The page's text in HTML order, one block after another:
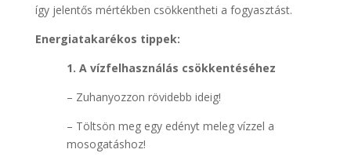
így jelentős mértékben csökkentheti a fogyasztást.
Energiatakarékos tippek:
1. A vízfelhasználás csökkentéséhez
– Zuhanyozzon rövidebb ideig!
– Töltsön meg egy edényt meleg vízzel a
mosogatáshoz!